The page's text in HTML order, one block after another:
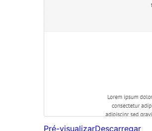
Pré-visualizarDescarregar